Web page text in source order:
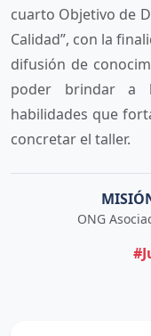
cuarto Objetivo de
Calidad”, con la
difusión de
poder brindar a
habilidades que
concretar el taller.
ONG